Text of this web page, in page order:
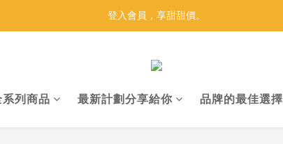
【莫比33 金光閃閃】買莫比，抽黃金！
登入會員，享甜甜價。
系列商品 最新計劃分享給你 品牌的最佳選擇